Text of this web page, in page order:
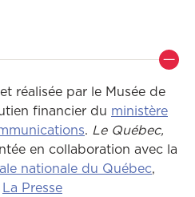
réalisée par le Musée de
financier du ministère
. Le Québec,
en collaboration avec la
nationale du Québec,
La PresseCe lien ouvrira dans